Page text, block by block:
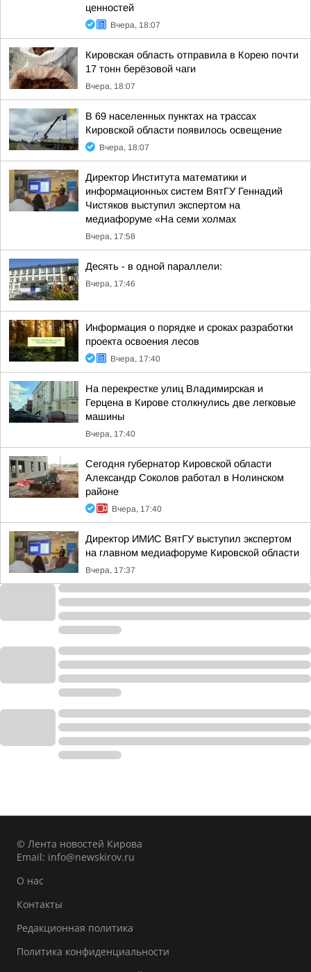
ценностей
Вчера, 18:07
Кировская область отправила в Корею почти
17 тонн берёзовой чаги
Вчера, 18:07
В 69 населенных пунктах на трассах
Кировской области появилось освещение
Вчера, 18:07
Директор Института математики и
информационных систем ВятГУ Геннадий
Чистяков выступил экспертом на
медиафоруме «На семи холмах
Вчера, 17:58
Десять - в одной параллели:
Вчера, 17:46
Информация о порядке и сроках разработки
проекта освоения лесов
Вчера, 17:40
На перекрестке улиц Владимирская и
Герцена в Кирове столкнулись две легковые
машины
Вчера, 17:40
Сегодня губернатор Кировской области
Александр Соколов работал в Нолинском
районе
Вчера, 17:40
Директор ИМИС ВятГУ выступил экспертом
на главном медиафоруме Кировской области
Вчера, 17:37
© Лента новостей Кирова
Email: info@newskirov.ru
О нас
Контакты
Редакционная политика
Политика конфиденциальности